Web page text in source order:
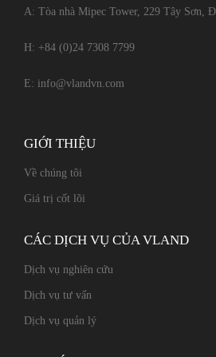
A: Tòa nhà Mipec Tower, 229 Tây Sơn,
H: +84 (0)24 7308 7799
E: info@vlandvn.com
GIỚI THIỆU
Về chúng tôi
Giá trị cốt lõi
CÁC DỊCH VỤ CỦA VLAND
Dịch vụ nghiên cứu
Dịch vụ tư vấn
Dịch vụ quản lý